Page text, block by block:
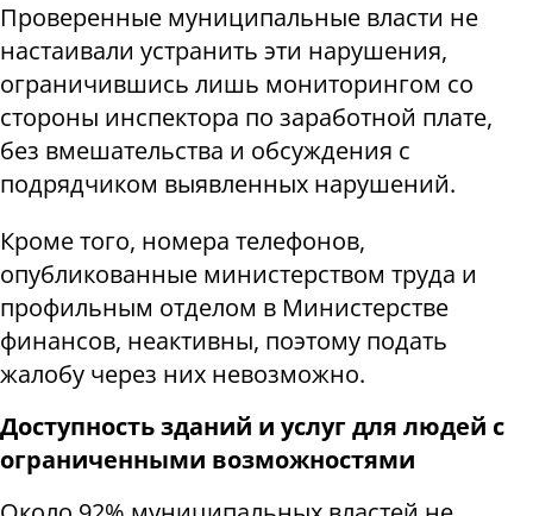
Проверенные муниципальные власти не
настаивали устранить эти нарушения,
ограничившись лишь мониторингом со
стороны инспектора по заработной плате,
без вмешательства и обсуждения с
подрядчиком выявленных нарушений.
Кроме того, номера телефонов,
опубликованные министерством труда и
профильным отделом в Министерстве
финансов, неактивны, поэтому подать
жалобу через них невозможно.
Доступность зданий и услуг для людей с
ограниченными возможностями